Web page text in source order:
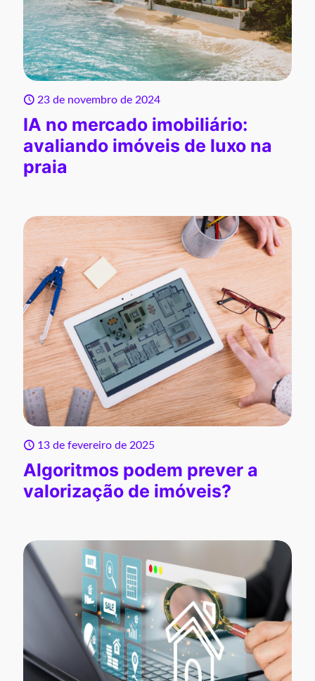
23 de novembro de 2024
IA no mercado imobiliário:
avaliando imóveis de luxo na
praia
13 de fevereiro de 2025
Algoritmos podem prever a
valorização de imóveis?